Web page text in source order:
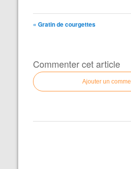
« Gratin de courgettes
Commenter cet article
Ajouter un